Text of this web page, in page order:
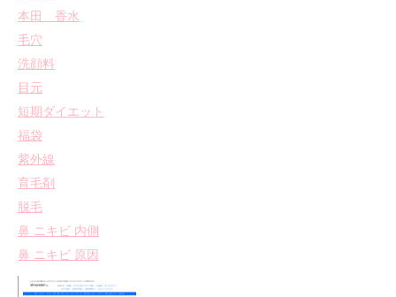
本田 香水
毛穴
洗顔料
目元
短期ダイエット
福袋
紫外線
育毛剤
脱毛
鼻 ニキビ 内側
鼻 ニキビ 原因